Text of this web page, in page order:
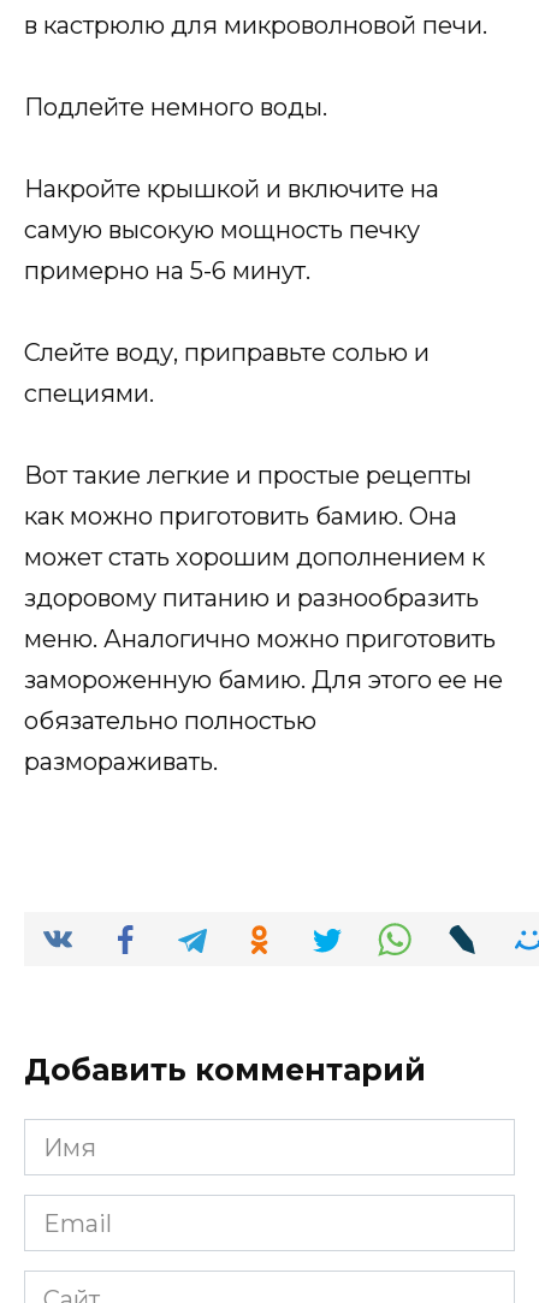
в кастрюлю для микроволновой печи.
Подлейте немного воды.
Накройте крышкой и включите на
самую высокую мощность печку
примерно на 5-6 минут.
Слейте воду, приправьте солью и
специями.
Вот такие легкие и простые рецепты
как можно приготовить бамию. Она
может стать хорошим дополнением к
здоровому питанию и разнообразить
меню. Аналогично можно приготовить
замороженную бамию. Для этого ее не
обязательно полностью
размораживать.
Добавить комментарий
Имя
*
Email
*
Сайт